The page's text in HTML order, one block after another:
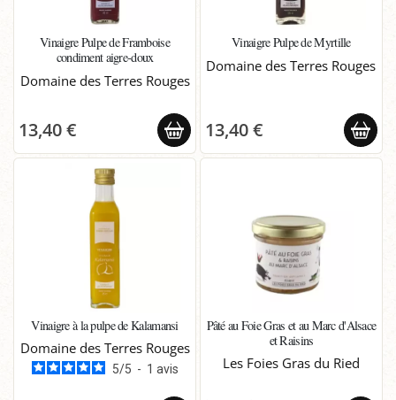
Vinaigre Pulpe de Framboise
condiment aigre-doux
Domaine des Terres Rouges
13,40 €
Vinaigre Pulpe de Myrtille
Domaine des Terres Rouges
13,40 €
Vinaigre à la pulpe de Kalamansi
Domaine des Terres Rouges
5/5 - 1 avis
Pâté au Foie Gras et au Marc d'Alsace
et Raisins
Les Foies Gras du Ried